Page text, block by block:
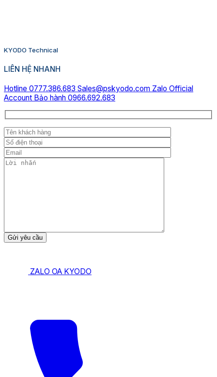
KYODO Technical
LIÊN HỆ NHANH
Hotline 0777.386.683 Sales@pskyodo.com Zalo Official
Account Bảo hành 0966.692.683
ZALO OA KYODO